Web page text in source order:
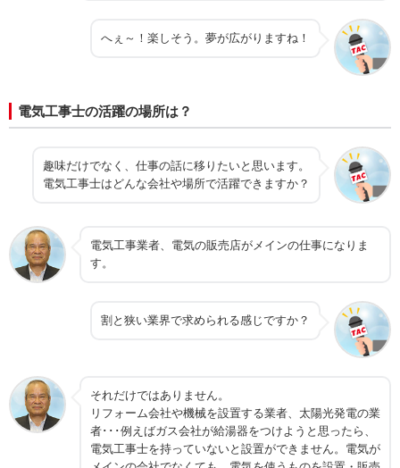
へぇ～！楽しそう。夢が広がりますね！
電気工事士の活躍の場所は？
趣味だけでなく、仕事の話に移りたいと思います。
電気工事士はどんな会社や場所で活躍できますか？
電気工事業者、電気の販売店がメインの仕事になりま
す。
割と狭い業界で求められる感じですか？
それだけではありません。
リフォーム会社や機械を設置する業者、太陽光発電の業
者･･･例えばガス会社が給湯器をつけようと思ったら、
電気工事士を持っていないと設置ができません。電気が